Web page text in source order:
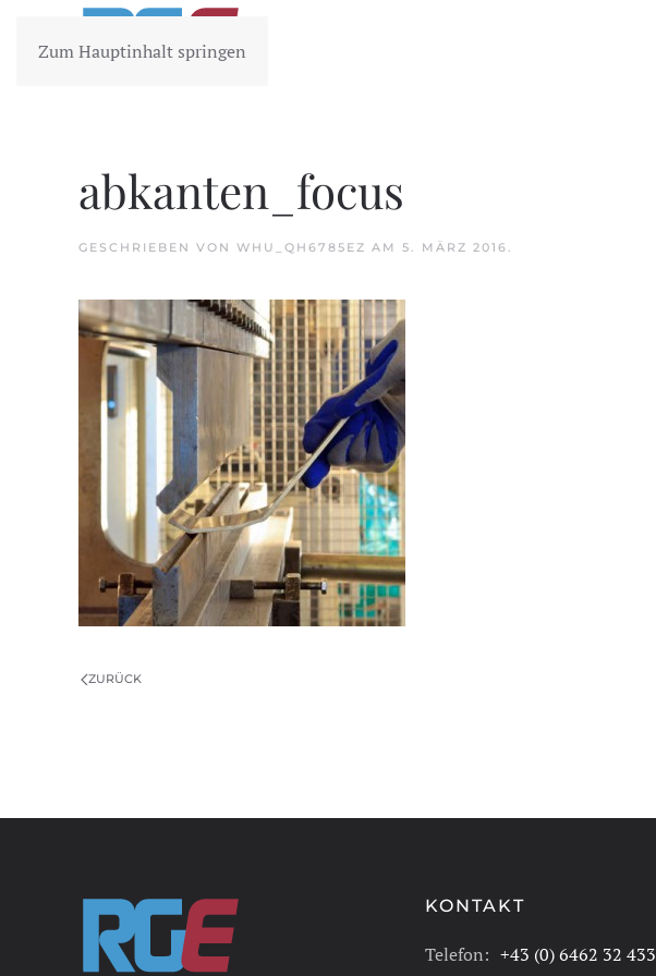
Zum Hauptinhalt springen
abkanten_focus
GESCHRIEBEN VON WHU_QH6785EZ AM 5. MÄRZ 2016.
ZURÜCK
KONTAKT
Telefon: +43 (0) 6462 32 433